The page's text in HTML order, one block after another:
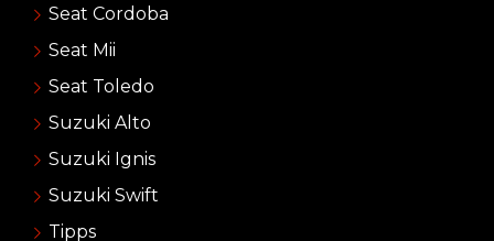
Seat Cordoba
Seat Mii
Seat Toledo
Suzuki Alto
Suzuki Ignis
Suzuki Swift
Tipps